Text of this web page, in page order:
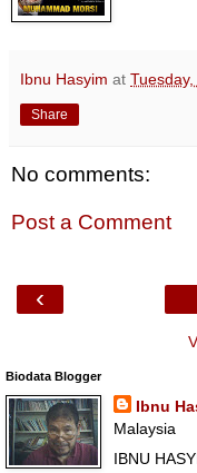
Ibnu Hasyim at
Share
No comments:
Post a Comment
‹
Biodata Blogger
Ibnu
Malaysia
IBNU